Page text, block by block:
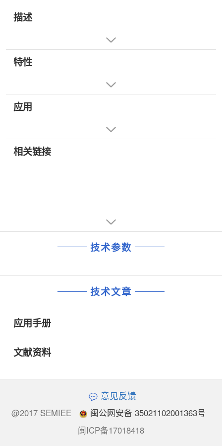
描述
特性
应用
相关链接
技术参数
技术文章
应用手册
文献资料
意见反馈
@2017 SEMIEE
闽公网安备 35021102001363号
闽ICP备17018418